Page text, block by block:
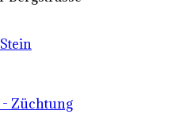
- Züchtung